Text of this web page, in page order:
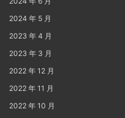
2024 年 5 月
2023 年 4 月
2023 年 3 月
2022 年 12 月
2022 年 11 月
2022 年 10 月